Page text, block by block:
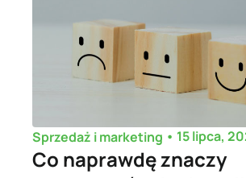
Sprzedaż i marketing • 15 lipca,
Co naprawdę znaczy